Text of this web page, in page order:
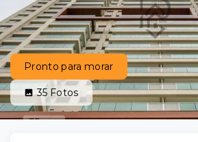
Pronto para morar
35 Fotos